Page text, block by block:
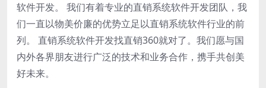
软件开发。 我们有着专业的直销系统软件开发团队，我
们一直以物美价廉的优势立足以直销系统软件行业的前
列。 直销系统软件开发找直销360就对了。我们愿与国
内外各界朋友进行广泛的技术和业务合作，携手共创美
好未来。